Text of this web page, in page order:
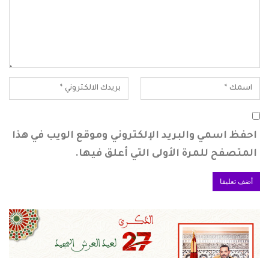
احفظ اسمي والبريد الإلكتروني وموقع الويب في هذا
المتصفح للمرة الأولى التي أعلق فيها.